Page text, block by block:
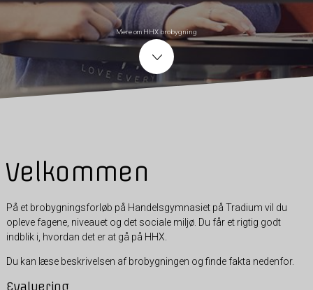
Mere om HHX brobygning
Velkommen
På et brobygningsforløb på Handelsgymnasiet på Tradium vil du
opleve fagene, niveauet og det sociale miljø. Du får et rigtig godt
indblik i, hvordan det er at gå på HHX.
Du kan læse beskrivelsen af brobygningen og finde fakta nedenfor.
Evaluering